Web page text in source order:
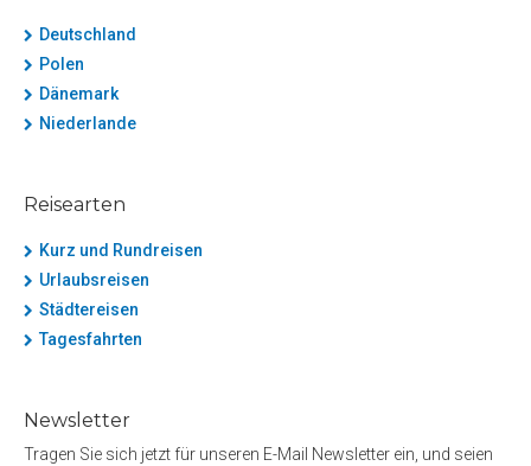
Deutschland
Polen
Dänemark
Niederlande
Reisearten
Kurz und Rundreisen
Urlaubsreisen
Städtereisen
Tagesfahrten
Newsletter
Tragen Sie sich jetzt für unseren E-Mail Newsletter ein, und seien